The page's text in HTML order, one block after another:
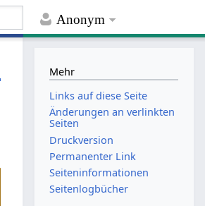
Anonym
Mehr
Links auf diese Seite
Änderungen an verlinkten
Seiten
Druckversion
Permanenter Link
Seiten­­informationen
Seitenlogbücher